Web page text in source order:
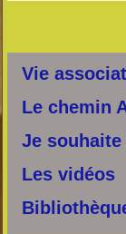
Vie
Le chemin
Je
Les vidéos